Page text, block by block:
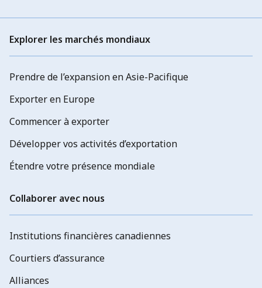
Explorer les marchés mondiaux
Prendre de l’expansion en Asie-Pacifique
Exporter en Europe
Commencer à exporter
Développer vos activités d’exportation
Étendre votre présence mondiale
Collaborer avec nous
Institutions financières canadiennes
Courtiers d’assurance
Alliances